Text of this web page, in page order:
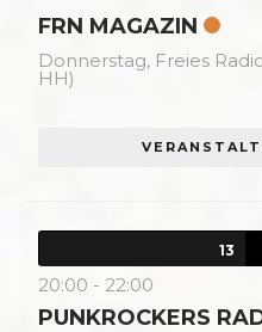
FRN MAGAZIN
Donnerstag, Freies
HH)
13
20:00 - 22:00
PUNKROCKERS